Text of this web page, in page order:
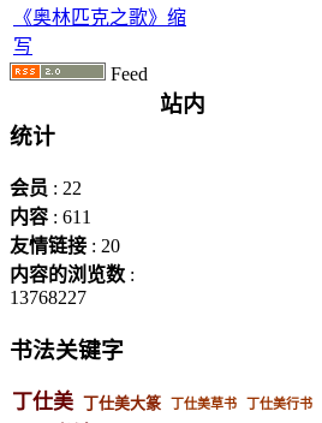
《奥林匹克之歌》缩
写
Feed
站内
统计
会员 : 22
内容 : 611
友情链接 : 20
内容的浏览数 :
13768227
书法关键字
丁仕美 丁仕美大篆 丁仕美草书 丁仕美行书